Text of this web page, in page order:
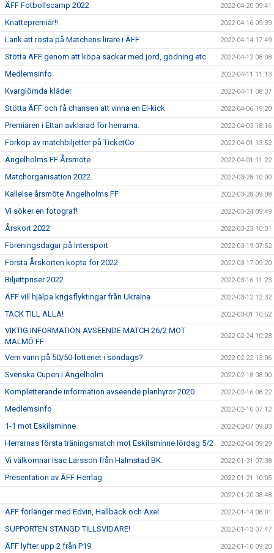
ÄFF Fotbollscamp 2022 2022-04-20 09:41
Knattepremiär!! 2022-04-16 09:39
Länk att rösta på Matchens lirare i ÄFF 2022-04-14 17:49
Stötta ÄFF genom att köpa säckar med jord, gödning etc 2022-04-12 08:08
Medlemsinfo 2022-04-11 11:13
Kvarglömda kläder 2022-04-11 08:37
Stötta ÄFF och få chansen att vinna en El-kick 2022-04-06 19:20
Premiären i Ettan avklarad för herrarna. 2022-04-03 18:16
Förköp av matchbiljetter på TicketCo 2022-04-01 13:52
Ängelholms FF Årsmöte 2022-04-01 11:22
Matchorganisation 2022 2022-03-28 10:00
Kallelse årsmöte Ängelholms FF 2022-03-28 09:08
Vi söker en fotograf! 2022-03-24 09:49
Årskort 2022 2022-03-23 10:01
Föreningsdagar på Intersport 2022-03-19 07:52
Första Årskorten köpta för 2022 2022-03-17 09:20
Biljettpriser 2022 2022-03-16 11:23
ÄFF vill hjälpa krigsflyktingar från Ukraina 2022-03-12 12:32
TACK TILL ALLA! 2022-03-01 10:52
VIKTIG INFORMATION AVSEENDE MATCH 26/2 MOT
MALMÖ FF
2022-02-24 10:28
Vem vann på 50/50-lotteriet i söndags? 2022-02-22 13:06
Svenska Cupen i Ängelholm 2022-02-18 08:00
Kompletterande information avseende planhyror 2020 2022-02-16 08:22
Medlemsinfo 2022-02-10 07:12
1-1 mot Eskilsminne 2022-02-07 09:03
Herrarnas första träningsmatch mot Eskilsminne lördag 5/2 2022-02-04 09:29
Vi välkomnar Isac Larsson från Halmstad BK. 2022-01-31 07:38
Presentation av ÄFF Herrlag 2022-01-21 10:05
2022-01-20 08:48
ÄFF förlänger med Edvin, Hallbäck och Axel 2022-01-14 08:01
SUPPORTEN STÄNGD TILLSVIDARE! 2022-01-13 07:47
ÄFF lyfter upp 2 från P19 2022-01-10 09:20